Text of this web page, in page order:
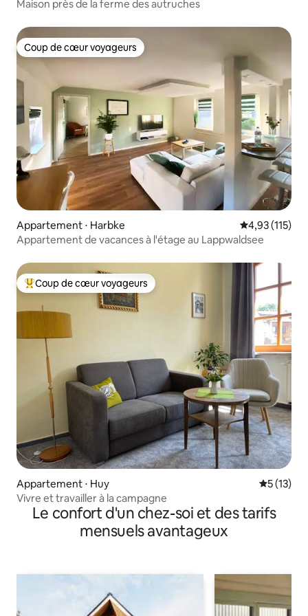
Maison près de la ferme des autruches
Coup de cœur voyageurs
Coup de cœur voyageurs
Appartement ⋅ Harbke Évaluation
4,93 (115)
Appartement de vacances à l'étage au Lappwaldsee
Coups de cœur voyageurs les plus appréciés
Coup de cœur voyageurs
Appartement ⋅ Huy
5 (13)
Vivre et travailler à la campagne
Le confort d'un chez-soi et des tarifs
mensuels avantageux